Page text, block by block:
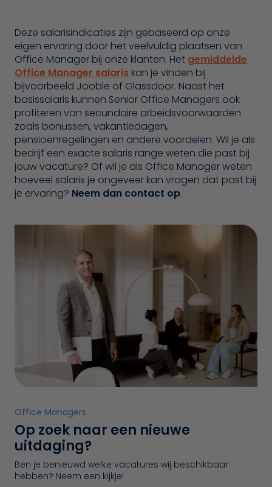
Deze salarisindicaties zijn gebaseerd op onze
eigen ervaring door het veelvuldig plaatsen van
Office Manager bij onze klanten. Het gemiddelde
Office Manager salaris kan je vinden bij
bijvoorbeeld Jooble of Glassdoor. Naast het
basissalaris kunnen Senior Office Managers ook
profiteren van secundaire arbeidsvoorwaarden
zoals bonussen, vakantiedagen,
pensioenregelingen en andere voordelen. Wil je als
bedrijf een exacte salaris range weten die past bij
jouw vacature? Of wil je als Office Manager weten
hoeveel salaris je ongeveer kan vragen dat past bij
je ervaring? Neem dan contact op.
Office Managers
Op zoek naar een nieuwe
uitdaging?
Ben je benieuwd welke vacatures wij beschikbaar
hebben? Neem een kijkje!